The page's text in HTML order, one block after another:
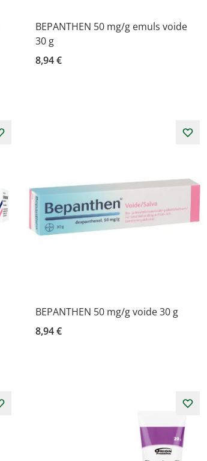
BEPANTHEN 50 mg/g emuls voide
30 g
8,94 €
BEPANTHEN 50 mg/g voide 30 g
8,94 €